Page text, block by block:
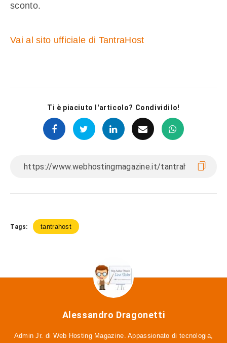
sconto.
Vai al sito ufficiale di TantraHost
Ti è piaciuto l'articolo? Condividilo!
Tags: tantrahost
Alessandro Dragonetti
Admin Jr. di Web Hosting Magazine. Appassionato di tecnologia,